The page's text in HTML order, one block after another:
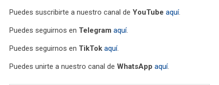
Puedes suscribirte a nuestro canal deYouTube aquí.
Puedes seguirnos en Telegram aquí.
Puedes seguirnos en TikTok aquí.
Puedes unirte a nuestro canal deWhatsApp aquí.